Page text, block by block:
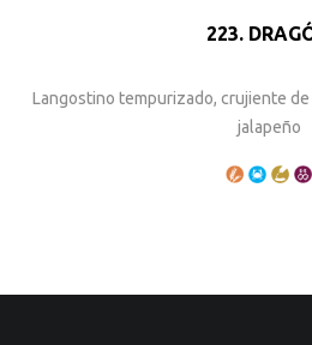
223.
Langostino tempurizado, crujiente
jalapeño